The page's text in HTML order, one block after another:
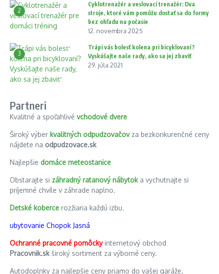
2
Cyklotrenažér a veslovací trenažér: Dva
stroje, ktoré vám pomôžu dostať sa do formy
bez ohľadu na počasie
12. novembra 2025
3
Trápi vás bolesť kolena pri bicyklovaní?
Vyskúšajte naše rady, ako sa jej zbaviť
29. júla 2021
Partneri
Kvalitné a spoľahlivé vchodové dvere
Široký výber kvalitných odpudzovačovza bezkonkurenčné ceny
nájdete na odpudzovace.sk
Najlepšie domáce meteostanice
Obstarajte si záhradný ratanový nábytoka vychutnajte si
príjemné chvíle v záhrade naplno.
Detské koberce rozžiaria každú izbu.
ubytovanie Chopok Jasná
Ochranné pracovné pomôckyinternetový obchod
Pracovnik.skširoký sortiment za výborné ceny.
Autodoplnky za najlepšie ceny priamo do vašej garáže.